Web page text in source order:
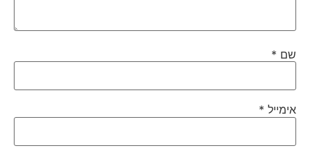
שם*
אימייל*